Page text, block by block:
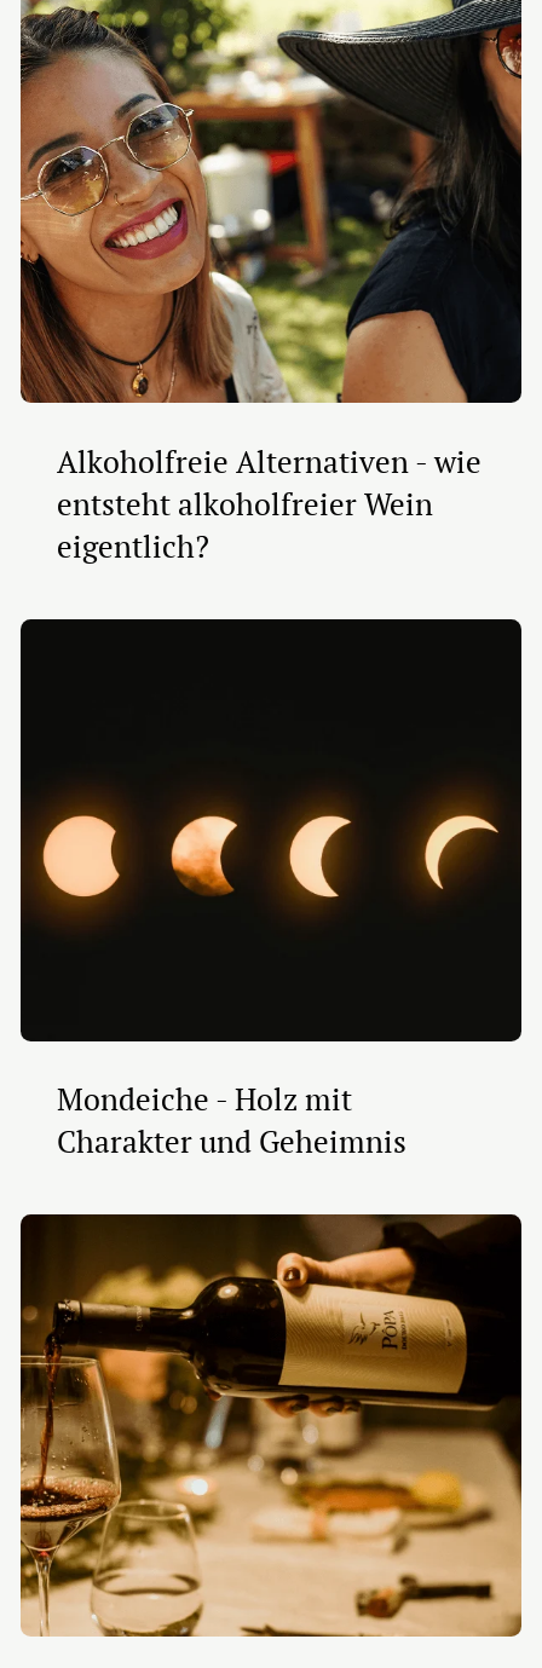
Alkoholfreie Alternativen - wie
entsteht alkoholfreier Wein
eigentlich?
Mondeiche - Holz mit
Charakter und Geheimnis